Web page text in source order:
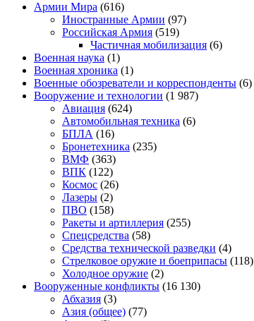
Армии Мира (616)
Иностранные Армии (97)
Российская Армия (519)
Частичная мобилизация (6)
Военная наука (1)
Военная хроника (1)
Военные обозреватели и корреспонденты (6)
Вооружение и технологии (1 987)
Авиация (624)
Автомобильная техника (6)
БПЛА (16)
Бронетехника (235)
ВМФ (363)
ВПК (122)
Космос (26)
Лазеры (2)
ПВО (158)
Ракеты и артиллерия (255)
Спецсредства (58)
Средства технической разведки (4)
Стрелковое оружие и боеприпасы (118)
Холодное оружие (2)
Вооруженные конфликты (16 130)
Абхазия (3)
Азия (общее) (77)